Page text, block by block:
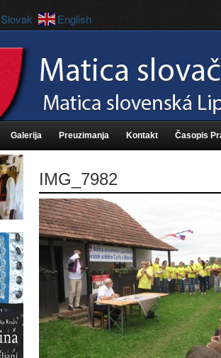
Galerija Preuzimanja Kontakt Časopis
IMG_7982
Slovak English